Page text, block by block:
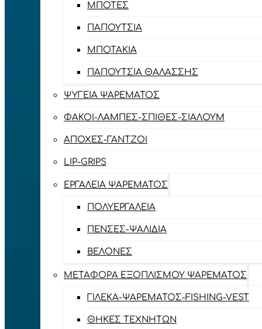
ΜΠΌΤΕΣ
ΠΑΠΟΎΤΣΙΑ
ΜΠΟΤΆΚΙΑ
ΠΑΠΟΎΤΣΙΑ ΘΑΛΆΣΣΗΣ
ΨΥΓΕΊΑ ΨΑΡΈΜΑΤΟΣ
ΦΑΚΟΊ-ΛΆΜΠΕΣ-ΣΠΊΘΕΣ-ΣΊΑΛΟΥΜ
ΑΠΌΧΕΣ-ΓΆΝΤΖΟΙ
LIP-GRIPS
EΡΓΑΛΕΊΑ ΨΑΡΈΜΑΤΟΣ
ΠΟΛΥΕΡΓΑΛΕΊΑ
ΠΈΝΣΕΣ-ΨΑΛΊΔΙΑ
ΒΕΛΌΝΕΣ
ΜΕΤΑΦΟΡΆ ΕΞΟΠΛΙΣΜΟΎ ΨΑΡΈΜΑΤΟΣ
ΓΙΛΈΚΑ-ΨΑΡΈΜΑΤΟΣ-FISHING-VEST
ΘΉΚΕΣ ΤΕΧΝΗΤΏΝ